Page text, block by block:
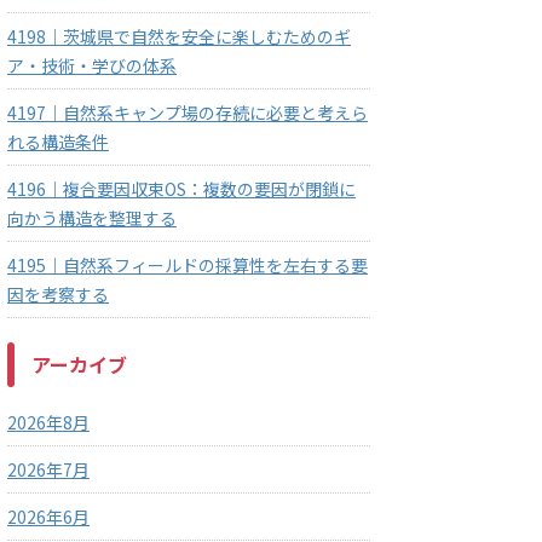
4198｜茨城県で自然を安全に楽しむためのギ
ア・技術・学びの体系
4197｜自然系キャンプ場の存続に必要と考えら
れる構造条件
4196｜複合要因収束OS：複数の要因が閉鎖に
向かう構造を整理する
4195｜自然系フィールドの採算性を左右する要
因を考察する
アーカイブ
2026年8月
2026年7月
2026年6月